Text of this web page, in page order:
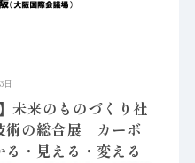
日
未来のものづくり社
術の総合展 カーボ
・見える・変える